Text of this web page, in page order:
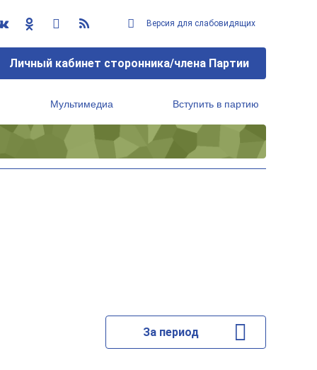
Версия для слабовидящих
Личный кабинет сторонника/члена Партии
Мультимедиа Вступить в партию
За период